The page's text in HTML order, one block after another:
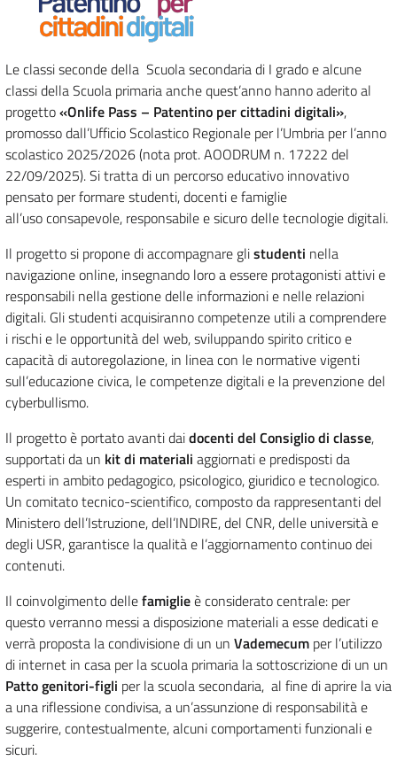
Le classi seconde della Scuola secondaria di I grado e alcune
classi della Scuola primaria anche quest’anno hanno aderito al
progetto«Onlife Pass – Patentino per cittadini digitali»,
promosso dall’Ufficio Scolastico Regionale per l’Umbria per l’anno
scolastico 2025/2026 (nota prot. AOODRUM n. 17222 del
22/09/2025). Si tratta di un percorso educativo innovativo
pensato per formare studenti, docenti e famiglie
all’uso consapevole, responsabile e sicuro delle tecnologie digitali.
Il progetto si propone di accompagnare glistudenti nella
navigazione online, insegnando loro a essere protagonisti attivi e
responsabili nella gestione delle informazioni e nelle relazioni
digitali. Gli studenti acquisiranno competenze utili a comprendere
i rischi e le opportunità del web, sviluppando spirito critico e
capacità di autoregolazione, in linea con le normative vigenti
sull’educazione civica, le competenze digitali e la prevenzione del
cyberbullismo.
Il progetto è portato avanti daidocenti del Consiglio di classe,
supportati da un kit di materiali aggiornati e predisposti da
esperti in ambito pedagogico, psicologico, giuridico e tecnologico.
Un comitato tecnico-scientifico, composto da rappresentanti del
Ministero dell’Istruzione, dell’INDIRE, del CNR, delle università e
degli USR, garantisce la qualità e l’aggiornamento continuo dei
contenuti.
Il coinvolgimento dellefamiglieè considerato centrale: per
questo verranno messi a disposizione materiali a esse dedicati e
verrà proposta la condivisione di un un Vademecum per l’utilizzo
di internet in casa per la scuola primaria la sottoscrizione di un un
Patto genitori-figli per la scuola secondaria, al fine di aprire la via
a una riflessione condivisa, a un’assunzione di responsabilità e
suggerire, contestualmente, alcuni comportamenti funzionali e
sicuri.